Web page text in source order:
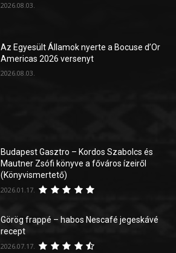
2026.08.03.
Az Egyesült Államok nyerte a Bocuse d’Or
Americas 2026 versenyt
2026.08.03.
Budapest Gasztro – Kordos Szabolcs és
Mautner Zsófi könyve a főváros ízeiről
(Könyvismertető)
2026.01.17.
Görög frappé – habos Nescafé jegeskávé
recept
2026.07.17.